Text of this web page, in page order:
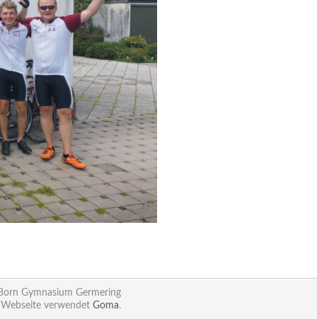
Gymnasium Germering
verwendet Goma.